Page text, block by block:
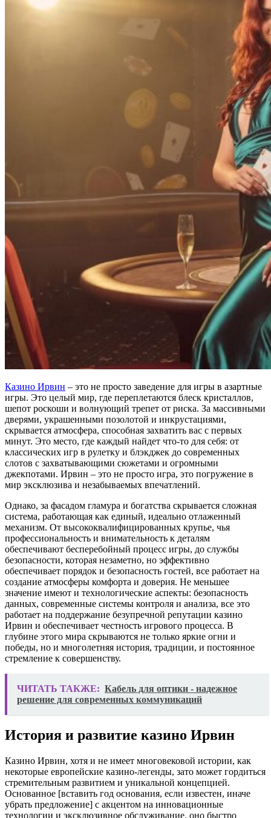
Казино Ирвин – это не просто заведение для игры в азартные
игры. Это целый мир, где переплетаются блеск кристаллов,
шепот роскоши и волнующий трепет от риска. За массивными
дверями, украшенными позолотой и инкрустациями,
скрывается атмосфера, способная захватить вас с первых
минут. Это место, где каждый найдет что-то для себя: от
классических игр в рулетку и блэкджек до современных
слотов с захватывающими сюжетами и огромными
джекпотами. Ирвин – это не просто игра, это погружение в
мир эксклюзива и незабываемых впечатлений.
Однако, за фасадом гламура и богатства скрывается сложная
система, работающая как единый, идеально отлаженный
механизм. От высококвалифицированных крупье, чья
профессиональность и внимательность к деталям
обеспечивают бесперебойный процесс игры, до службы
безопасности, которая незаметно, но эффективно
обеспечивает порядок и безопасность гостей, все работает на
создание атмосферы комфорта и доверия. Не меньшее
значение имеют и технологические аспекты: безопасность
данных, современные системы контроля и анализа, все это
работает на поддержание безупречной репутации казино
Ирвин и обеспечивает честность игрового процесса. В
глубине этого мира скрываются не только яркие огни и
победы, но и многолетняя история, традиции, и постоянное
стремление к совершенству.
ЧИТАТЬ ТАКЖЕ: Кабель для оптики - надежное
решение для современных коммуникаций
История и развитие казино Ирвин
Казино Ирвин, хотя и не имеет многовековой истории, как
некоторые европейские казино-легенды, зато может гордиться
стремительным развитием и уникальной концепцией.
Основанное [вставить год основания, если известен, иначе
убрать предложение] с акцентом на инновационные
технологии и эксклюзивное обслуживание, оно быстро